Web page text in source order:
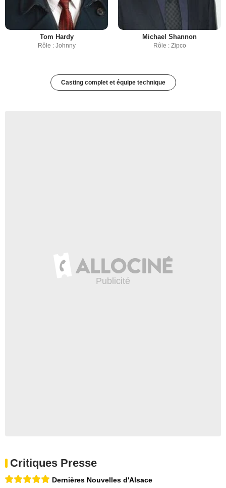
Tom Hardy
Rôle : Johnny
Michael Shannon
Rôle : Zipco
Casting complet et équipe technique
Critiques Presse
Dernières Nouvelles d'Alsace